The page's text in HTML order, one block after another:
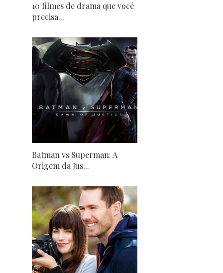
10 filmes de drama que você
precisa...
Batman vs Superman: A
Origem da Jus...